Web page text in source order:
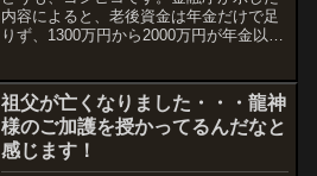
内容によると、老後資金は年金だけで足
りず、1300万円から2000万円が年金以外
金の財源はどう考えても少ない。働く世
代の人数が減り、...
祖父が亡くなりました・・・龍神
様のご加護を授かってるんだなと
感じます！